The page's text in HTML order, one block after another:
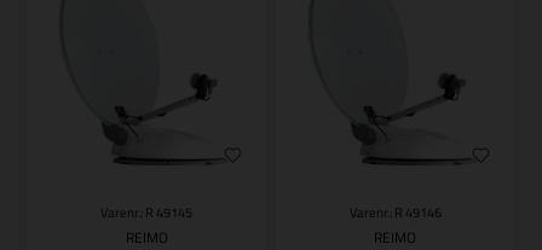
Varenr.: R 49145
REIMO
Varenr.: R 49146
REIMO